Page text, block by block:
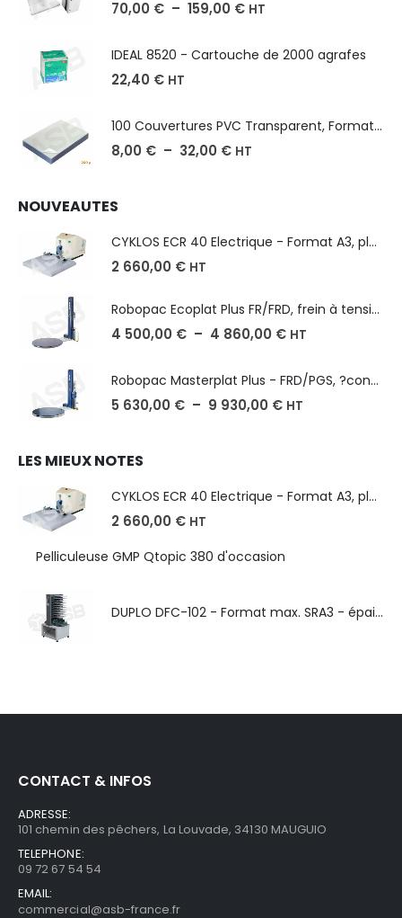
70,00 € – 159,00 € HT
IDEAL 8520 - Cartouche de 2000 agrafes
22,40 € HT
100 Couvertures PVC Transparent, Format A3-A4-A5
8,00 € – 32,00 € HT
NOUVEAUTES
CYKLOS ECR 40 Electrique - Format A3, plusieurs unités coupe
2 660,00 € HT
Robopac Ecoplat Plus FR/FRD, frein à tension mécanique
4 500,00 € – 4 860,00 € HT
Robopac Masterplat Plus - FRD/PGS, ?conomie et performance
5 630,00 € – 9 930,00 € HT
LES MIEUX NOTES
CYKLOS ECR 40 Electrique - Format A3, plusieurs unités coupe
2 660,00 € HT
Pelliculeuse GMP Qtopic 380 d'occasion
DUPLO DFC-102 - Format max. SRA3 - épaisseur de 50 à 130g/m
CONTACT & INFOS
ADRESSE:
101 chemin des pêchers, La Louvade, 34130 MAUGUIO
TELEPHONE:
09 72 67 54 54
EMAIL:
commercial@asb-france.fr